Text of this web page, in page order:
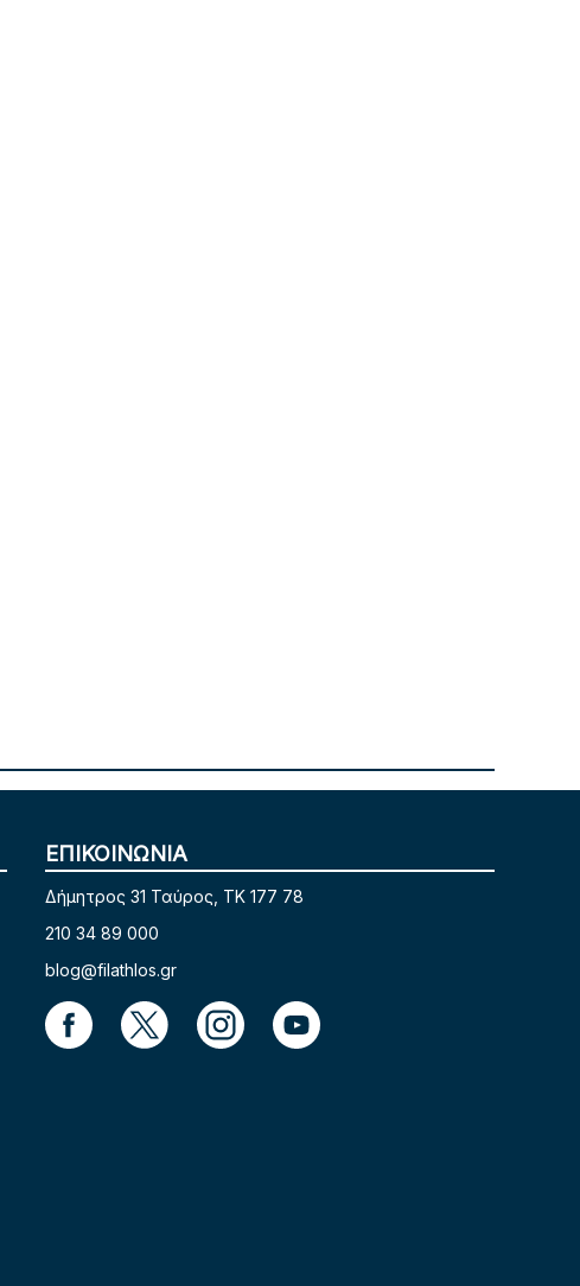
ΕΠΙΚΟΙΝΩΝΙΑ
Δήμητρος 31 Ταύρος, TK 177 78
210 34 89 000
blog@filathlos.gr